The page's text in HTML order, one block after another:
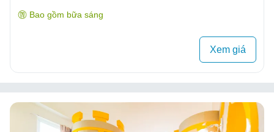
Bao gồm bữa sáng
Xem giá